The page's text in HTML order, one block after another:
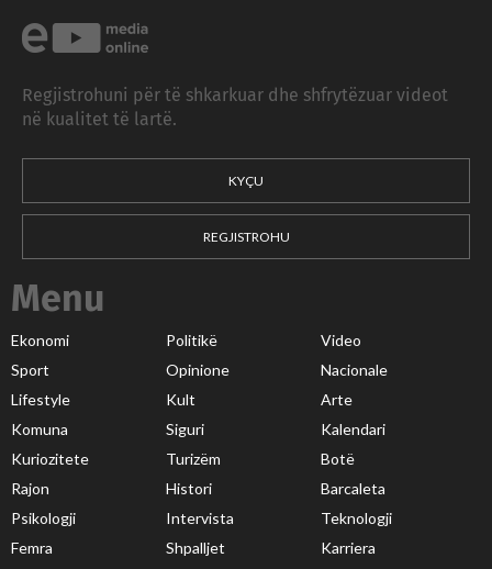
Regjistrohuni për të shkarkuar dhe shfrytëzuar videot
në kualitet të lartë.
KYÇU
REGJISTROHU
Menu
Ekonomi Politikë
Video
Sport
Opinione
Nacionale
Lifestyle
Kult
Arte
Komuna
Siguri
Kalendari
Kuriozitete
Turizëm
Botë
Rajon
Histori
Barcaleta
Psikologji
Intervista
Teknologji
Femra
Shpalljet Karriera